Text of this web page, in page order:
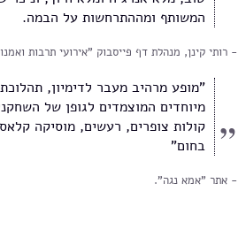
המשותף ומההתרחשות על הבמה.
רותי קינן, מנהלת דף פייסבוק "אירועי תרבות
"מופע מרהיב מעבר לדימיון,
מיוחדים המוצמדים לגופן של
קולות צופרים, רעשים, מוסיקה
בחום"
אתר "אמא נגה".